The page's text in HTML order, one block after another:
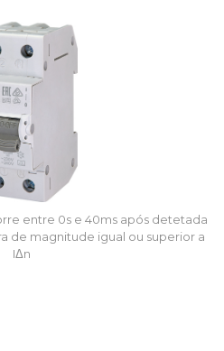
entre 0s e 40ms após detetada
de magnitude igual ou superior a
IΔn